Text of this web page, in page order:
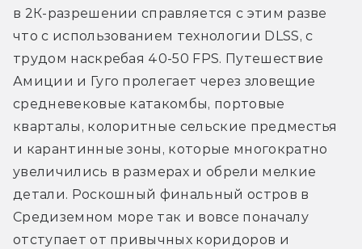
в 2К-разрешении справляется с этим разве
что с использованием технологии DLSS, с
трудом наскребая 40-50 FPS. Путешествие
Амиции и Гуго пролегает через зловещие
средневековые катакомбы, портовые
кварталы, колоритные сельские предместья
и карантинные зоны, которые многократно
увеличились в размерах и обрели мелкие
детали. Роскошный финальный остров в
Средиземном море так и вовсе поначалу
отступает от привычных коридоров и